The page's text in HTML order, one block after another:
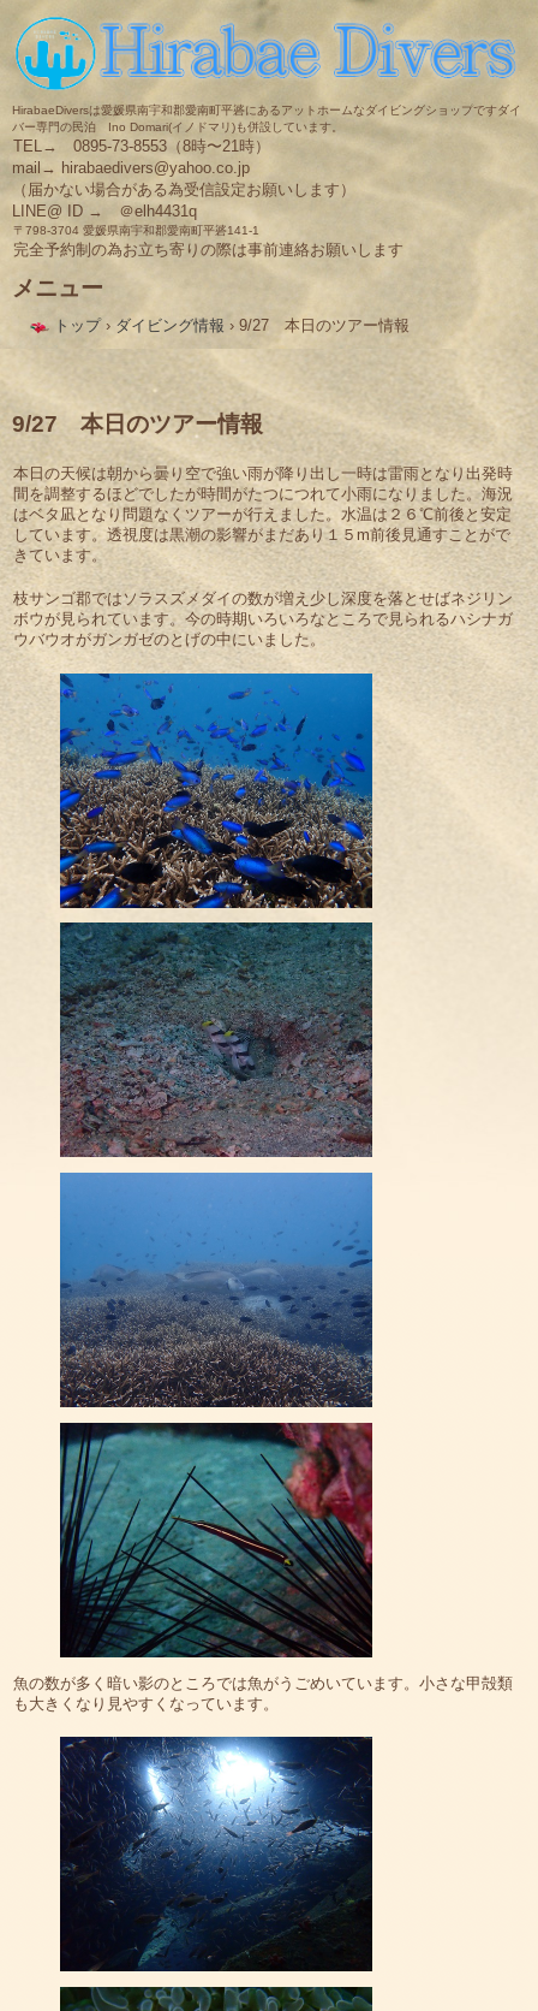
HirabaeDiversは愛媛県南宇和郡愛南町平碆にあるアットホームなダイビングショップですダイ
バー専門の民泊 Ino Domari(イノドマリ)も併設しています。
TEL→ 0895-73-8553（8時〜21時）
mail→ hirabaedivers@yahoo.co.jp
（届かない場合がある為受信設定お願いします）
LINE@ ID → ＠elh4431q
〒798-3704 愛媛県南宇和郡愛南町平碆141-1
完全予約制の為お立ち寄りの際は事前連絡お願いします
メニュー
へ
ス
ッ
プ
トップ › ダイビング情報 › 9/27 本日のツアー情報
9/27 本日のツアー情報
本日の天候は朝から曇り空で強い雨が降り出し一時は雷雨となり出発時
間を調整するほどでしたが時間がたつにつれて小雨になりました。海況
はベタ凪となり問題なくツアーが行えました。水温は２６℃前後と安定
しています。透視度は黒潮の影響がまだあり１５m前後見通すことがで
きています。
枝サンゴ郡ではソラスズメダイの数が増え少し深度を落とせばネジリン
ボウが見られています。今の時期いろいろなところで見られるハシナガ
ウバウオがガンガゼのとげの中にいました。
魚の数が多く暗い影のところでは魚がうごめいています。小さな甲殻類
も大きくなり見やすくなっています。